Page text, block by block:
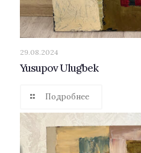
29.08.2024
Yusupov Ulug’bek
Подробнее